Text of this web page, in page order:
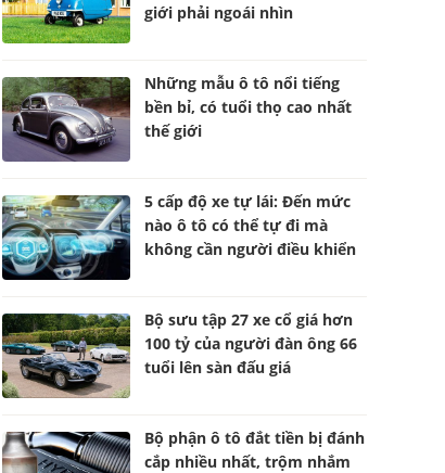
giới phải ngoái nhìn
Những mẫu ô tô nổi tiếng
bền bỉ, có tuổi thọ cao nhất
thế giới
5 cấp độ xe tự lái: Đến mức
nào ô tô có thể tự đi mà
không cần người điều khiển
Bộ sưu tập 27 xe cổ giá hơn
100 tỷ của người đàn ông 66
tuổi lên sàn đấu giá
Bộ phận ô tô đắt tiền bị đánh
cắp nhiều nhất, trộm nhắm